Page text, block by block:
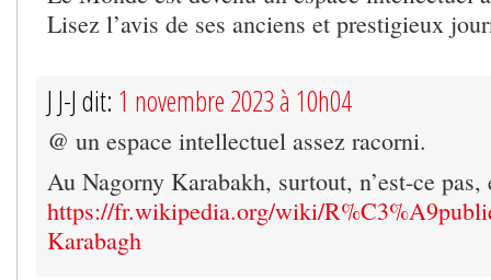
Lisez l’avis de ses anciens et prestigieux
J J-J dit: 1 novembre 2023 à 10h04
@ un espace intellectuel assez racorni.
Au Nagorny Karabakh, surtout, n’est-ce
https://fr.wikipedia.org/wiki/
Karabagh